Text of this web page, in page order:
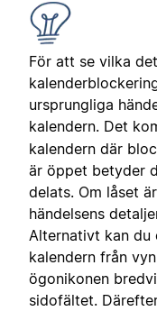
För att se vilka
ursprungliga
kalendern. Det
kalendern där
är öppet betyder
delats. Om låset
händelsens
Alternativt kan du
kalendern från
ögonikonen
sidofältet.